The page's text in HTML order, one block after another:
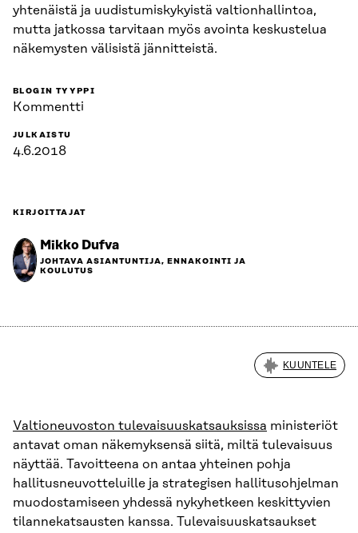
yhtenäistä ja uudistumiskykyistä valtionhallintoa,
mutta jatkossa tarvitaan myös avointa keskustelua
näkemysten välisistä jännitteistä.
BLOGIN TYYPPI
Kommentti
JULKAISTU
4.6.2018
KIRJOITTAJAT
Mikko Dufva
JOHTAVA ASIANTUNTIJA, ENNAKOINTI JA
KOULUTUS
KUUNTELE
Valtioneuvoston tulevaisuuskatsauksissa ministeriöt
antavat oman näkemyksensä siitä, miltä tulevaisuus
näyttää. Tavoitteena on antaa yhteinen pohja
hallitusneuvotteluille ja strategisen hallitusohjelman
muodostamiseen yhdessä nykyhetkeen keskittyvien
tilannekatsausten kanssa. Tulevaisuuskatsaukset